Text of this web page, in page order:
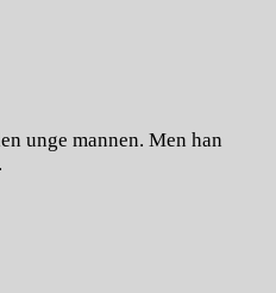
unge mannen. Men han